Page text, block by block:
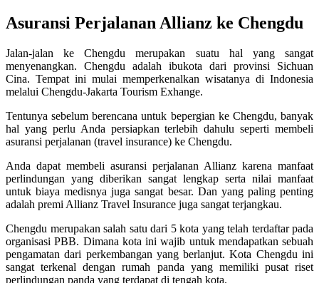
Asuransi Perjalanan Allianz ke Chengdu
Jalan-jalan ke Chengdu merupakan suatu hal yang sangat
menyenangkan. Chengdu adalah ibukota dari provinsi Sichuan
Cina. Tempat ini mulai memperkenalkan wisatanya di Indonesia
melalui Chengdu-Jakarta Tourism Exhange.
Tentunya sebelum berencana untuk bepergian ke Chengdu, banyak
hal yang perlu Anda persiapkan terlebih dahulu seperti membeli
asuransi perjalanan (travel insurance) ke Chengdu.
Anda dapat membeli asuransi perjalanan Allianz karena manfaat
perlindungan yang diberikan sangat lengkap serta nilai manfaat
untuk biaya medisnya juga sangat besar. Dan yang paling penting
adalah premi Allianz Travel Insurance juga sangat terjangkau.
Chengdu merupakan salah satu dari 5 kota yang telah terdaftar pada
organisasi PBB. Dimana kota ini wajib untuk mendapatkan sebuah
pengamatan dari perkembangan yang berlanjut. Kota Chengdu ini
sangat terkenal dengan rumah panda yang memiliki pusat riset
perlindungan panda yang terdapat di tengah kota.